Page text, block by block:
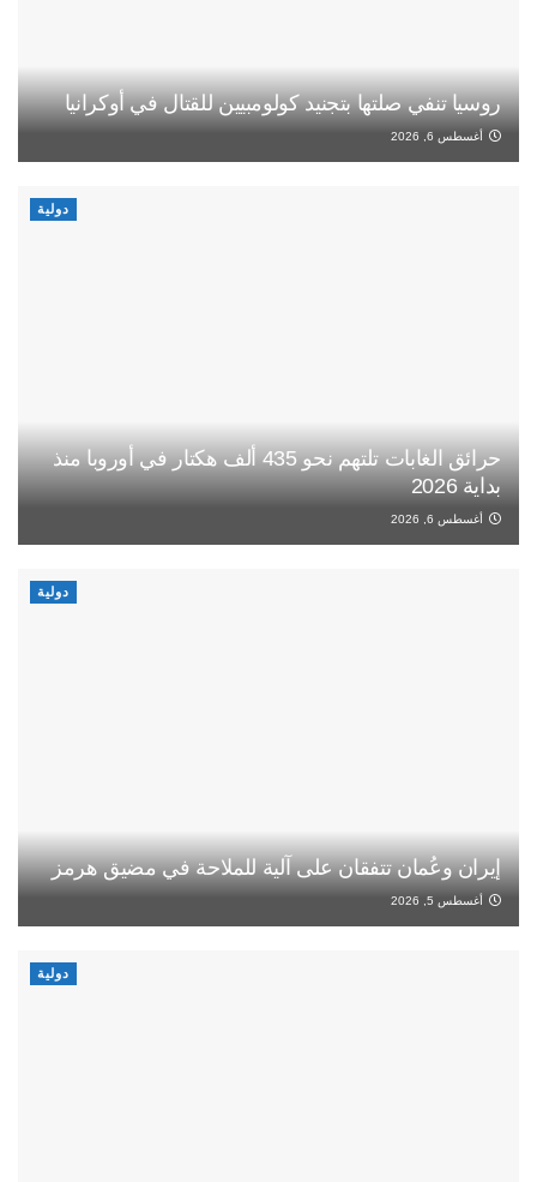
روسيا تنفي صلتها بتجنيد كولومبيين للقتال في أوكرانيا
أغسطس 6, 2026
دولية
حرائق الغابات تلتهم نحو 435 ألف هكتار في أوروبا منذ
بداية 2026
أغسطس 6, 2026
دولية
إيران وعُمان تتفقان على آلية للملاحة في مضيق هرمز
أغسطس 5, 2026
دولية